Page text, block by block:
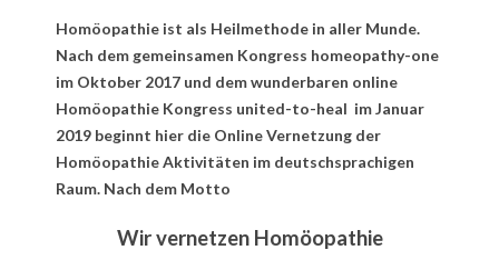
Homöopathie ist als Heilmethode in aller Munde.
Nach dem gemeinsamen Kongress homeopathy-one
im Oktober 2017 und dem wunderbaren online
Homöopathie Kongress united-to-heal im Januar
2019 beginnt hier die Online Vernetzung der
Homöopathie Aktivitäten im deutschsprachigen
Raum. Nach dem Motto
Wir vernetzen Homöopathie